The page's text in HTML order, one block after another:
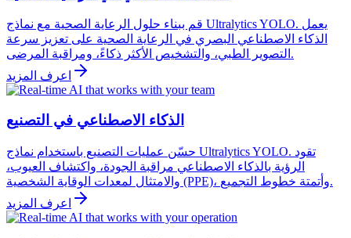
قم ببناء حلول الرعاية الصحية مع نماذج Ultralytics YOLO. يعمل
الذكاء الاصطناعي البصري في الرعاية الصحية على تعزيز سرعة
التصوير الطبي، والتشخيص الأكثر ذكاءً، ومراقبة المرضى.
اعرف المزيد
الذكاء الاصطناعي في التصنيع
حسّن عمليات التصنيع باستخدام نماذج Ultralytics YOLO. تقود
الرؤية بالذكاء الاصطناعي مراقبة الجودة، واكتشاف العيوب،
والامتثال لمعدات الوقاية الشخصية (PPE)، وأتمتة خطوط التجميع.
اعرف المزيد